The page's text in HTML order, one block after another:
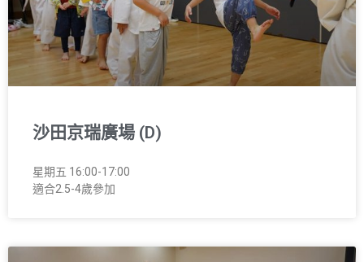
沙田京瑞廣場 (D)
星期五 16:00-17:00
適合2.5-4歲參加